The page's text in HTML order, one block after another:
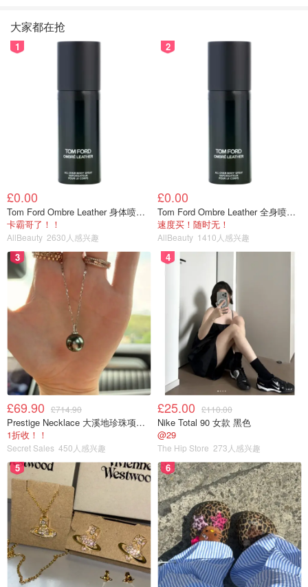
大家都在抢
1
£0.00
Tom Ford Ombre Leather 身体喷雾 150ml
卡霸哥了！！
AllBeauty 2630人感兴趣
2
£0.00
Tom Ford Ombre Leather 全身喷雾 150ml
速度买！随时无！
AllBeauty 1410人感兴趣
3
£69.90 £714.90
Prestige Necklace 大溪地珍珠项链 10-11mm
1折收！！
Secret Sales 450人感兴趣
4
£25.00 £110.00
Nike Total 90 女款 黑色
@29
The Hip Store 273人感兴趣
5 6